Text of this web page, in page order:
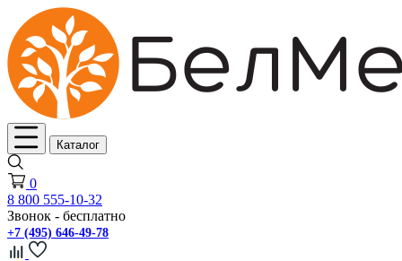
Каталог
0
8 800 555-10-32
Звонок - бесплатно
+7 (495) 646-49-78